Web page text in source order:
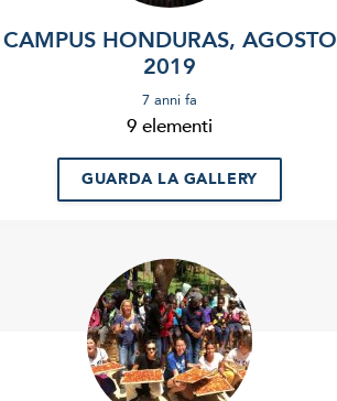
CAMPUS HONDURAS, AGOSTO
2019
7 anni fa
9 elementi
GUARDA LA GALLERY